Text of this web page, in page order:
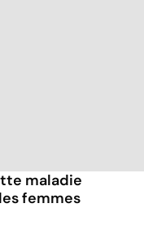
maladie
femmes